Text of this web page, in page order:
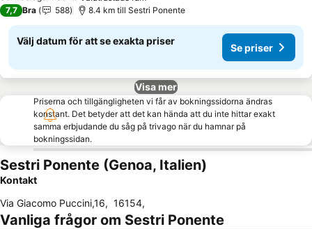
7,7 Bra 588 8.4 km till Sestri Ponente
Välj datum för att se exakta priser
Se priser
Visa mer
Priserna och tillgängligheten vi får av bokningssidorna ändras
konstant. Det betyder att det kan hända att du inte hittar exakt
samma erbjudande du såg på trivago när du hamnar på
bokningssidan.
Sestri Ponente (Genoa, Italien)
Kontakt
Via Giacomo Puccini,16, 16154,
Vanliga frågor om Sestri Ponente